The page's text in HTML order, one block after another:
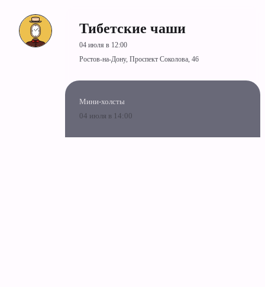
Тибетские чаши
04 июля в 12:00
Ростов-на-Дону, Проспект Соколова, 46
Мини-холсты
04 июля в 14:00